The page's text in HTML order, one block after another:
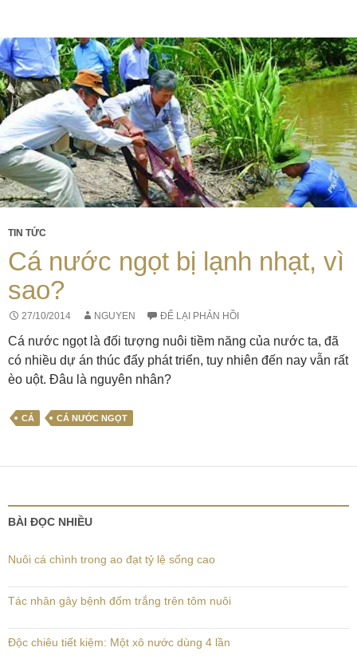
TIN TỨC
Cá nước ngọt bị lạnh nhạt, vì
sao?
27/10/2014 NGUYEN ĐỂ LẠI PHẢN HỒI
Cá nước ngọt là đối tượng nuôi tiềm năng của nước ta, đã
có nhiều dự án thúc đẩy phát triển, tuy nhiên đến nay vẫn rất
èo uột. Đâu là nguyên nhân?
CÁ CÁ NƯỚC NGỌT
BÀI ĐỌC NHIỀU
Nuôi cá chình trong ao đạt tỷ lệ sống cao
Tác nhân gây bệnh đốm trắng trên tôm nuôi
Độc chiêu tiết kiệm: Một xô nước dùng 4 lần